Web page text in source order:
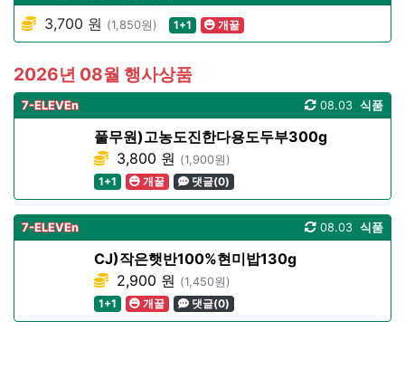
3,700 원 (1,850원) 1+1 개꿀
2026년 08월 행사상품
7-ELEVEn 식품
08.03
풀무원)고농도진한다용도두부300g
3,800 원 (1,900원)
1+1
개꿀 댓글(0)
7-ELEVEn 식품
08.03
CJ)작은햇반100%현미밥130g
2,900 원 (1,450원)
1+1
개꿀 댓글(0)